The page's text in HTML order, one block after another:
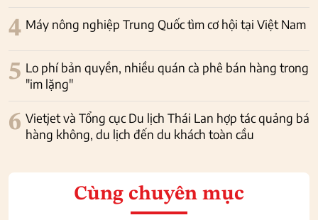
4 Máy nông nghiệp Trung Quốc tìm cơ hội tại Việt Nam
5 Lo phí bản quyền, nhiều quán cà phê bán hàng trong
"im lặng"
6 Vietjet và Tổng cục Du lịch Thái Lan hợp tác quảng bá
hàng không, du lịch đến du khách toàn cầu
Cùng chuyên mục